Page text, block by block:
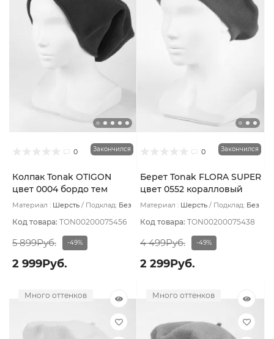
0 Закончился
Колпак Tonak OTIGON
цвет 0004 бордо тем
Материал : Шерсть Подклад: Без
Код товара: TON00200075456
5 899Руб. -49%
2 999Руб.
0 Закончился
Берет Tonak FLORA SUPER
цвет 0552 коралловый
Материал : Шерсть Подклад: Без
Код товара: TON00200075438
4 499Руб. -49%
2 299Руб.
Много оттенков Много оттенков